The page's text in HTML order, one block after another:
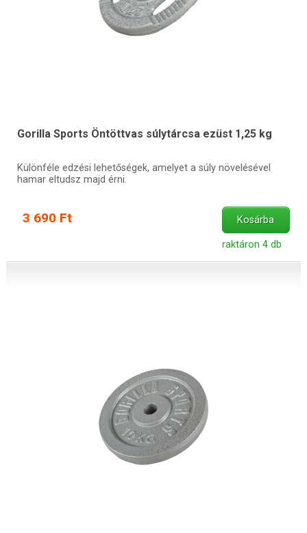
Gorilla Sports Öntöttvas súlytárcsa ezüst 1,25 kg
Különféle edzési lehetőségek, amelyet a súly növelésével
hamar eltudsz majd érni.
3 690 Ft Kosárba
raktáron 4 db